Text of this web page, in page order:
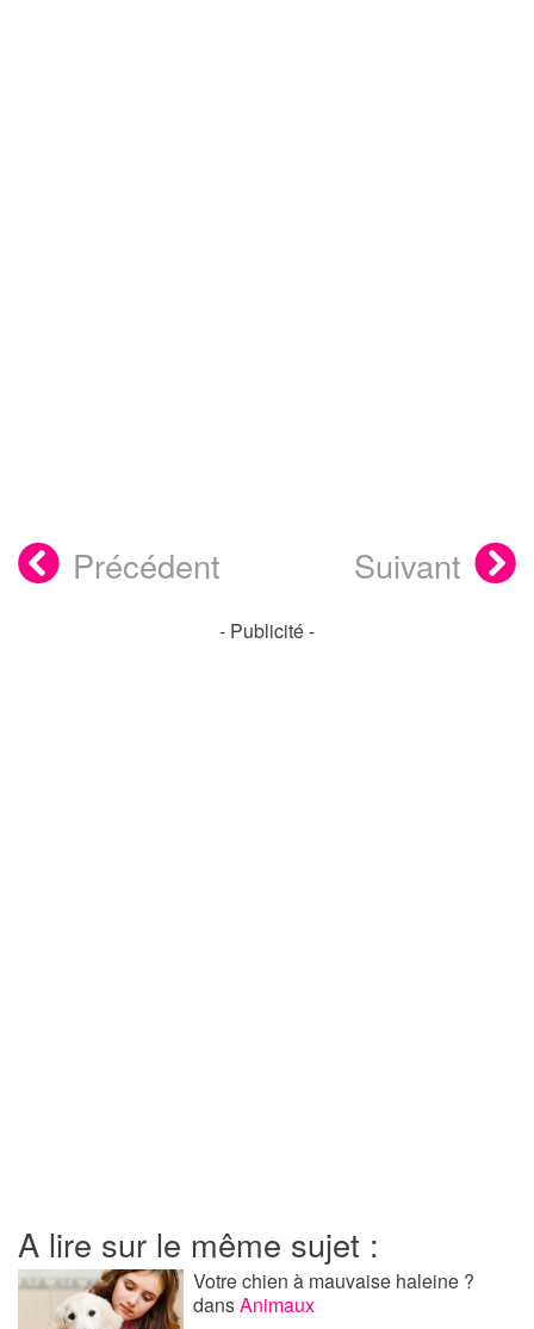
Précédent Suivant
- Publicité -
A lire sur le même sujet :
Votre chien à mauvaise haleine ?
dansAnimaux